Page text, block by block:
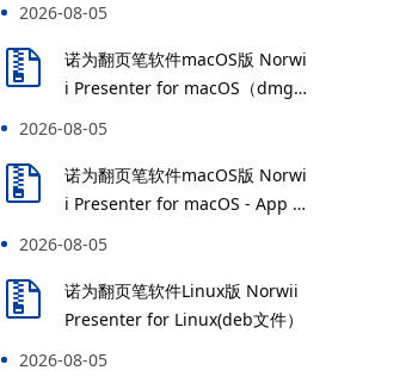
2026-08-05
诺为翻页笔软件macOS版 Norwi
i Presenter for macOS（dmg
2026-08-05
诺为翻页笔软件macOS版 Norwi
i Presenter for macOS - App St
2026-08-05
诺为翻页笔软件Linux版 Norwii
Presenter for Linux(deb文件）
2026-08-05